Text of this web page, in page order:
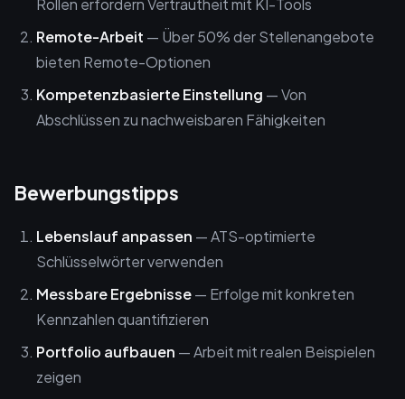
Rollen erfordern Vertrautheit mit KI-Tools
Remote-Arbeit — Über 50% der Stellenangebote
bieten Remote-Optionen
Kompetenzbasierte Einstellung — Von
Abschlüssen zu nachweisbaren Fähigkeiten
Bewerbungstipps
Lebenslauf anpassen — ATS-optimierte
Schlüsselwörter verwenden
Messbare Ergebnisse— Erfolge mit konkreten
Kennzahlen quantifizieren
Portfolio aufbauen — Arbeit mit realen Beispielen
zeigen